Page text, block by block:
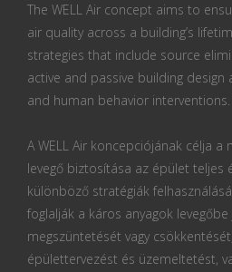
The WELL Air concept aims to
air quality across a building’s
strategies that include source
active and passive building
and human behavior interventions.
A WELL Air koncepciójának célja a
levegő biztosítása az épület teljes
különböző stratégiák
foglalják a káros anyagok
megszüntetését vagy
épülettervezést és üzemeltetést,